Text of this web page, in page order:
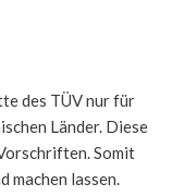
des TÜV nur für
Länder. Diese
Somit
machen lassen.